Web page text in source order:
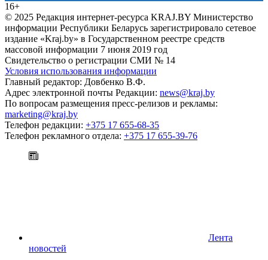
16+
© 2025 Редакция интернет-ресурса KRAJ.BY Министерство
информации Республики Беларусь зарегистрировало сетевое
издание «Kraj.by» в Государственном реестре средств
массовой информации 7 июня 2019 год
Свидетельство о регистрации СМИ № 14
Условия использования информации
Главный редактор: Довбенко В.Ф.
Адрес электронной почты Редакции: news@kraj.by
По вопросам размещения пресс-релизов и рекламы:
marketing@kraj.by
Телефон редакции: +375 17 655-68-35
Телефон рекламного отдела: +375 17 655-39-76
Лента
новостей